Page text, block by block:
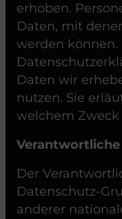
erhoben.
Daten, mit
werden können.
Daten wir
nutzen. Sie
welchem Zweck
Der
Datenschutz-
anderer